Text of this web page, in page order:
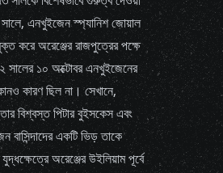
এনখুইজেন স্প্যানিশ জোয়াল
করে অরেঞ্জের রাজপুত্রের পক্ষে
সালের ১০ অক্টোবর এনখুইজেনের
কারণ ছিল না। সেখানে,
বিশ্বস্ত পিটার বুইসকেস এবং
বাসিন্দাদের একটি ভিড় তাকে
অরেঞ্জের উইলিয়াম পূর্বে